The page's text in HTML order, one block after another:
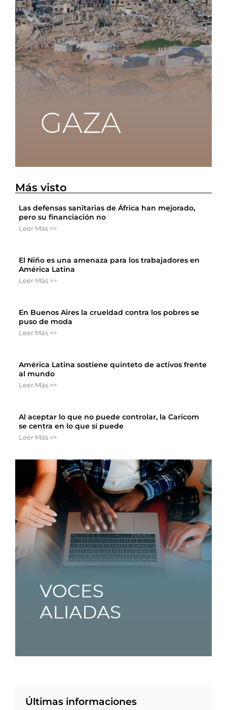
Más visto
Las defensas sanitarias de África han mejorado,
pero su financiación no
Leer Más >>
El Niño es una amenaza para los trabajadores en
América Latina
Leer Más >>
En Buenos Aires la crueldad contra los pobres se
puso de moda
Leer Más >>
América Latina sostiene quinteto de activos frente
al mundo
Leer Más >>
Al aceptar lo que no puede controlar, la Caricom
se centra en lo que sí puede
Leer Más >>
Últimas informaciones